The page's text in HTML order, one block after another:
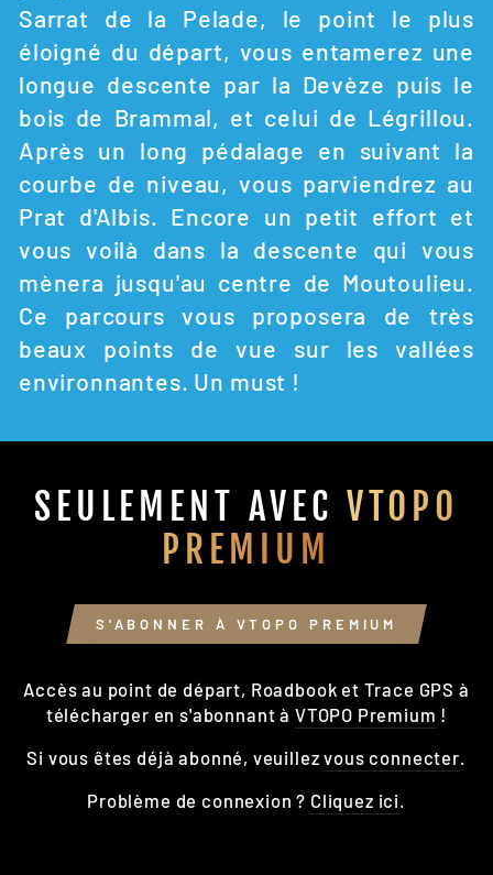
Sarrat de la Pelade, le point le plus
éloigné du départ, vous entamerez une
longue descente par la Devèze puis le
bois de Brammal, et celui de Légrillou.
Après un long pédalage en suivant la
courbe de niveau, vous parviendrez au
Prat d'Albis. Encore un petit effort et
vous voilà dans la descente qui vous
mènera jusqu'au centre de Moutoulieu.
Ce parcours vous proposera de très
beaux points de vue sur les vallées
environnantes. Un must !
SEULEMENT AVEC VTOPO
PREMIUM
S'ABONNER À VTOPO PREMIUM
Accès au point de départ, Roadbook et Trace GPS à
télécharger en s'abonnant à VTOPO Premium !
Si vous êtes déjà abonné, veuillezvous connecter
Problème de connexion ? Cliquez ici